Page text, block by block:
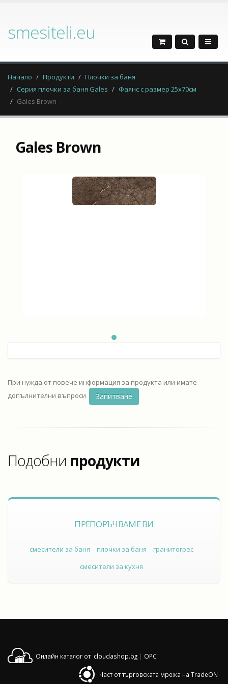
smesiteli.eu
Начало Продукти
Плочки за баня
Серия плочки за баня Gales
Фаянс с размер 25х70см
Gales Brown
Gales Brown
При нужда от повече информация за продукта или имате
допълнителни въпроси
Запитване
Подобни продукти
ПРЕПОРЪЧВАМЕ ВИ
смесители за баня плочки за баня
гранитогрес
смесители за кухня
Онлайн каталог от cloudashop.bg | OPC
Част от търговската мрежа на TradeON